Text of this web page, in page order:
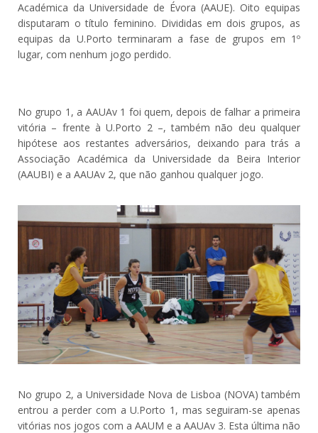
Académica da Universidade de Évora (AAUE). Oito equipas
disputaram o título feminino. Divididas em dois grupos, as
equipas da U.Porto terminaram a fase de grupos em 1º
lugar, com nenhum jogo perdido.
No grupo 1, a AAUAv 1 foi quem, depois de falhar a primeira
vitória – frente à U.Porto 2 –, também não deu qualquer
hipótese aos restantes adversários, deixando para trás a
Associação Académica da Universidade da Beira Interior
(AAUBI) e a AAUAv 2, que não ganhou qualquer jogo.
No grupo 2, a Universidade Nova de Lisboa (NOVA) também
entrou a perder com a U.Porto 1, mas seguiram-se apenas
vitórias nos jogos com a AAUM e a AAUAv 3. Esta última não